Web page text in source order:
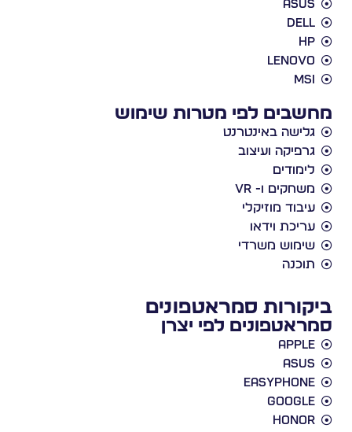
Asus
Dell
HP
Lenovo
MSI
מחשבים לפי מטרות שימוש
גלישה באינטרנט
גרפיקה ועיצוב
לימודים
משחקים ו- VR
עיבוד מוזיקלי
עריכת וידאו
שימוש משרדי
תוכנה
ביקורות סמראטפונים
סמראטפונים לפי יצרן
Apple
Asus
EasyPhone
Google
Honor